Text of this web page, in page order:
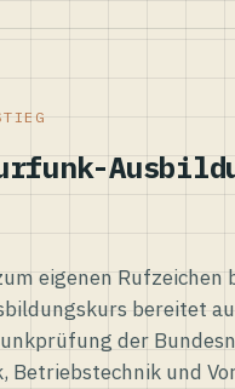
eigenen Rufzeichen
bereitet
der
Betriebstechnik und